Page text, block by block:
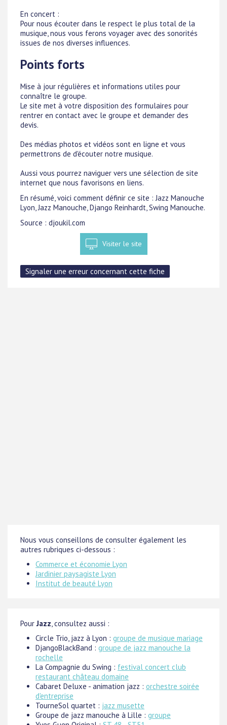
En concert :
Pour nous écouter dans le respect le plus total de la
musique, nous vous ferons voyager avec des sonorités
issues de nos diverses influences.
Points forts
Mise à jour régulières et informations utiles pour
connaître le groupe.
Le site met à votre disposition des formulaires pour
rentrer en contact avec le groupe et demander des
devis.
Des médias photos et vidéos sont en ligne et vous
permettrons de d'écouter notre musique.
Aussi vous pourrez naviguer vers une sélection de site
internet que nous favorisons en liens.
En résumé, voici comment définir ce site : Jazz Manouche
Lyon, Jazz Manouche, Django Reinhardt, Swing Manouche.
Source : djoukil.com
Visiter le site
Nous vous conseillons de consulter également les
autres rubriques ci-dessous :
Commerce et économie Lyon
Jardinier paysagiste Lyon
Institut de beauté Lyon
PourJazz, consultez aussi :
Circle Trio, jazz à Lyon : groupe de musique mariage
DjangoBlackBand : groupe de jazz manouche la
rochelle
La Compagnie du Swing : festival concert club
restaurant château domaine
Cabaret Deluxe - animation jazz : orchestre soirée
d'entreprise
TourneSol quartet : jazz musette
Groupe de jazz manouche à Lille : groupe